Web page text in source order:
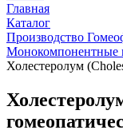
Главная
Каталог
Производство
Монокомпонентные
Холестеролум